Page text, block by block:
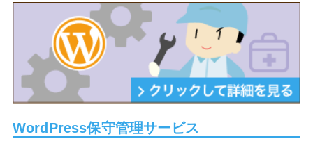
WordPress保守管理サービス